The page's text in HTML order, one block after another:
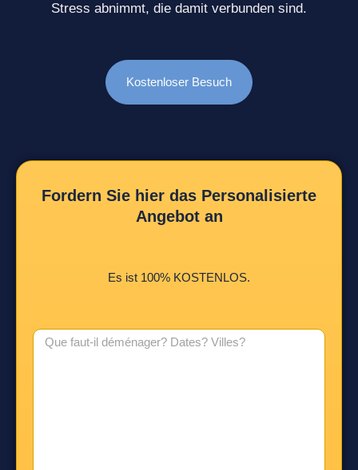
Stress abnimmt, die damit verbunden sind.
Kostenloser Besuch
Fordern Sie hier das Personalisierte
Angebot an
Es ist 100% KOSTENLOS.